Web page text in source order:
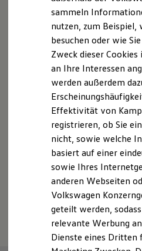
Reichweite
Reichweite der
Reichweite im
Laden
Laden unterwegs
Laden Zuhause
Batterie
Sicherheit
Garantie und
Nachhaltigkeit
Technologie
Kosten und Kauf
Verbrauchskosten
Kaufoptionen
E-Auto-
Software und
Die ID. Software 6
ID. Software
Digitale Extras
Schnittstellen zu
Probefahrt
Fahrzeugangebot
Servicetermin buchen
Serviceanfrage stellen
sammeln
nutzen, zum Beispiel,
besuchen oder wie
Zweck dieser
an Ihre Interessen
werden außerdem
Effektivität von
registrieren, ob Sie
nicht, sowie welche
basiert auf einer
sowie Ihres
anderen Webseiten
Volkswagen
geteilt werden,
relevante Werbung
Dienste eines Dritten